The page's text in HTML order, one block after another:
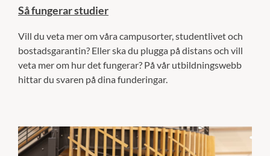
Så fungerar studier
Vill du veta mer om våra campusorter, studentlivet och
bostadsgarantin? Eller ska du plugga på distans och vill
veta mer om hur det fungerar? På vår utbildningswebb
hittar du svaren på dina funderingar.